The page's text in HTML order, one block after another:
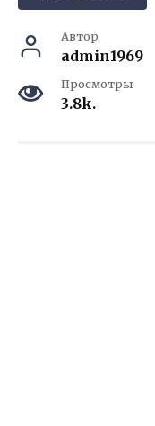
Автор
admin1969
Просмотры
3.8k.